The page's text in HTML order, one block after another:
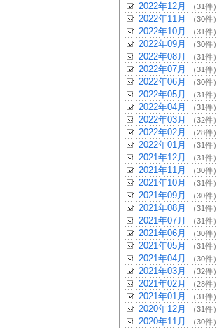
2022年12月 （31件）
2022年11月 （30件）
2022年10月 （31件）
2022年09月 （30件）
2022年08月 （31件）
2022年07月 （31件）
2022年06月 （30件）
2022年05月 （31件）
2022年04月 （31件）
2022年03月 （32件）
2022年02月 （28件）
2022年01月 （31件）
2021年12月 （31件）
2021年11月 （30件）
2021年10月 （31件）
2021年09月 （30件）
2021年08月 （31件）
2021年07月 （31件）
2021年06月 （30件）
2021年05月 （31件）
2021年04月 （30件）
2021年03月 （32件）
2021年02月 （28件）
2021年01月 （31件）
2020年12月 （31件）
2020年11月 （30件）